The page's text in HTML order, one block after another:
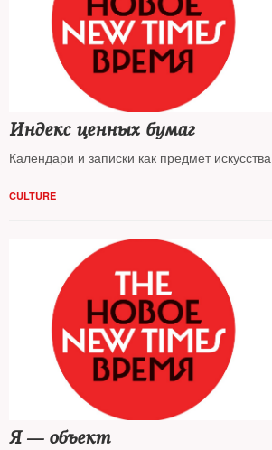
Индекс ценных бумаг
Календари и записки как предмет искусства
CULTURE
Я — объект